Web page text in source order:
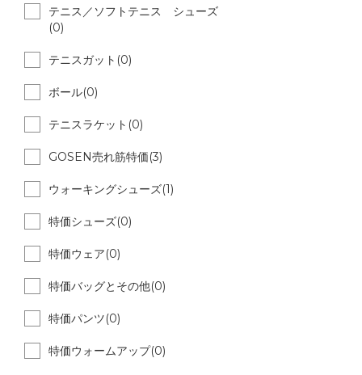
テニス／ソフトテニス シューズ
(0)
テニスガット(0)
ボール(0)
テニスラケット(0)
GOSEN売れ筋特価(3)
ウォーキングシューズ(1)
特価シューズ(0)
特価ウェア(0)
特価バッグとその他(0)
特価パンツ(0)
特価ウォームアップ(0)